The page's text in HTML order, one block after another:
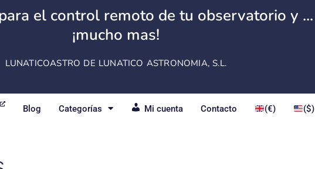
el control remoto de tu observatorio y ...
¡mucho mas!
LUNATICOASTRO DE LUNATICO ASTRONOMIA, S.L.
Blog Categorías Mi cuenta Contacto (€) ($)